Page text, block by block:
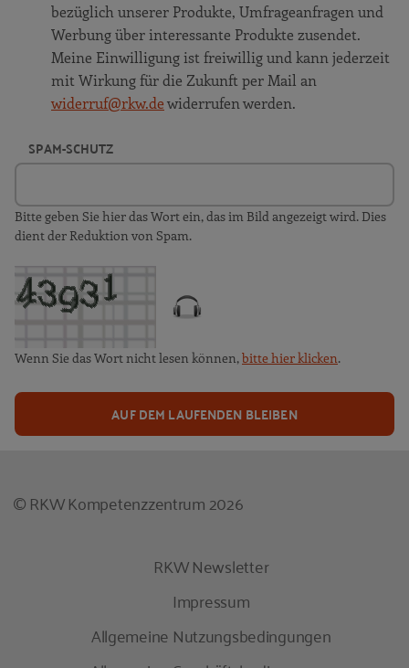
bezüglich unserer Produkte, Umfrageanfragen und
Werbung über interessante Produkte zusendet.
Meine Einwilligung ist freiwillig und kann jederzeit
mit Wirkung für die Zukunft per Mail an
widerruf@rkw.dewiderrufen werden.
SPAM-SCHUTZ
Bitte geben Sie hier das Wort ein, das im Bild angezeigt wird. Dies
dient der Reduktion von Spam.
Wenn Sie das Wort nicht lesen können, bitte hier klicken.
AUF DEM LAUFENDEN BLEIBEN
© RKW Kompetenzzentrum 2026
RKW Newsletter
Impressum
Allgemeine Nutzungsbedingungen